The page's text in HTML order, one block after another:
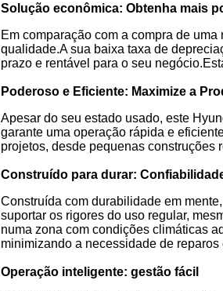
Solução econômica: Obtenha mais
Em comparação com a compra de
qualidade.A sua baixa taxa de
prazo e rentável para o seu
Poderoso e Eficiente: Maximize a
Apesar do seu estado usado, este
garante uma operação rápida e
projetos, desde pequenas construções
Construído para durar:
Construída com durabilidade em
suportar os rigores do uso regular,
numa zona com condições climáticas
minimizando a necessidade de
Operação inteligente: gestão fácil